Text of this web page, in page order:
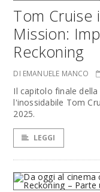
Tom Cruise
Mission:
Reckoning
DI EMANUELE MANCO
Il capitolo finale
l'inossidabile Tom
2025.
LEGGI